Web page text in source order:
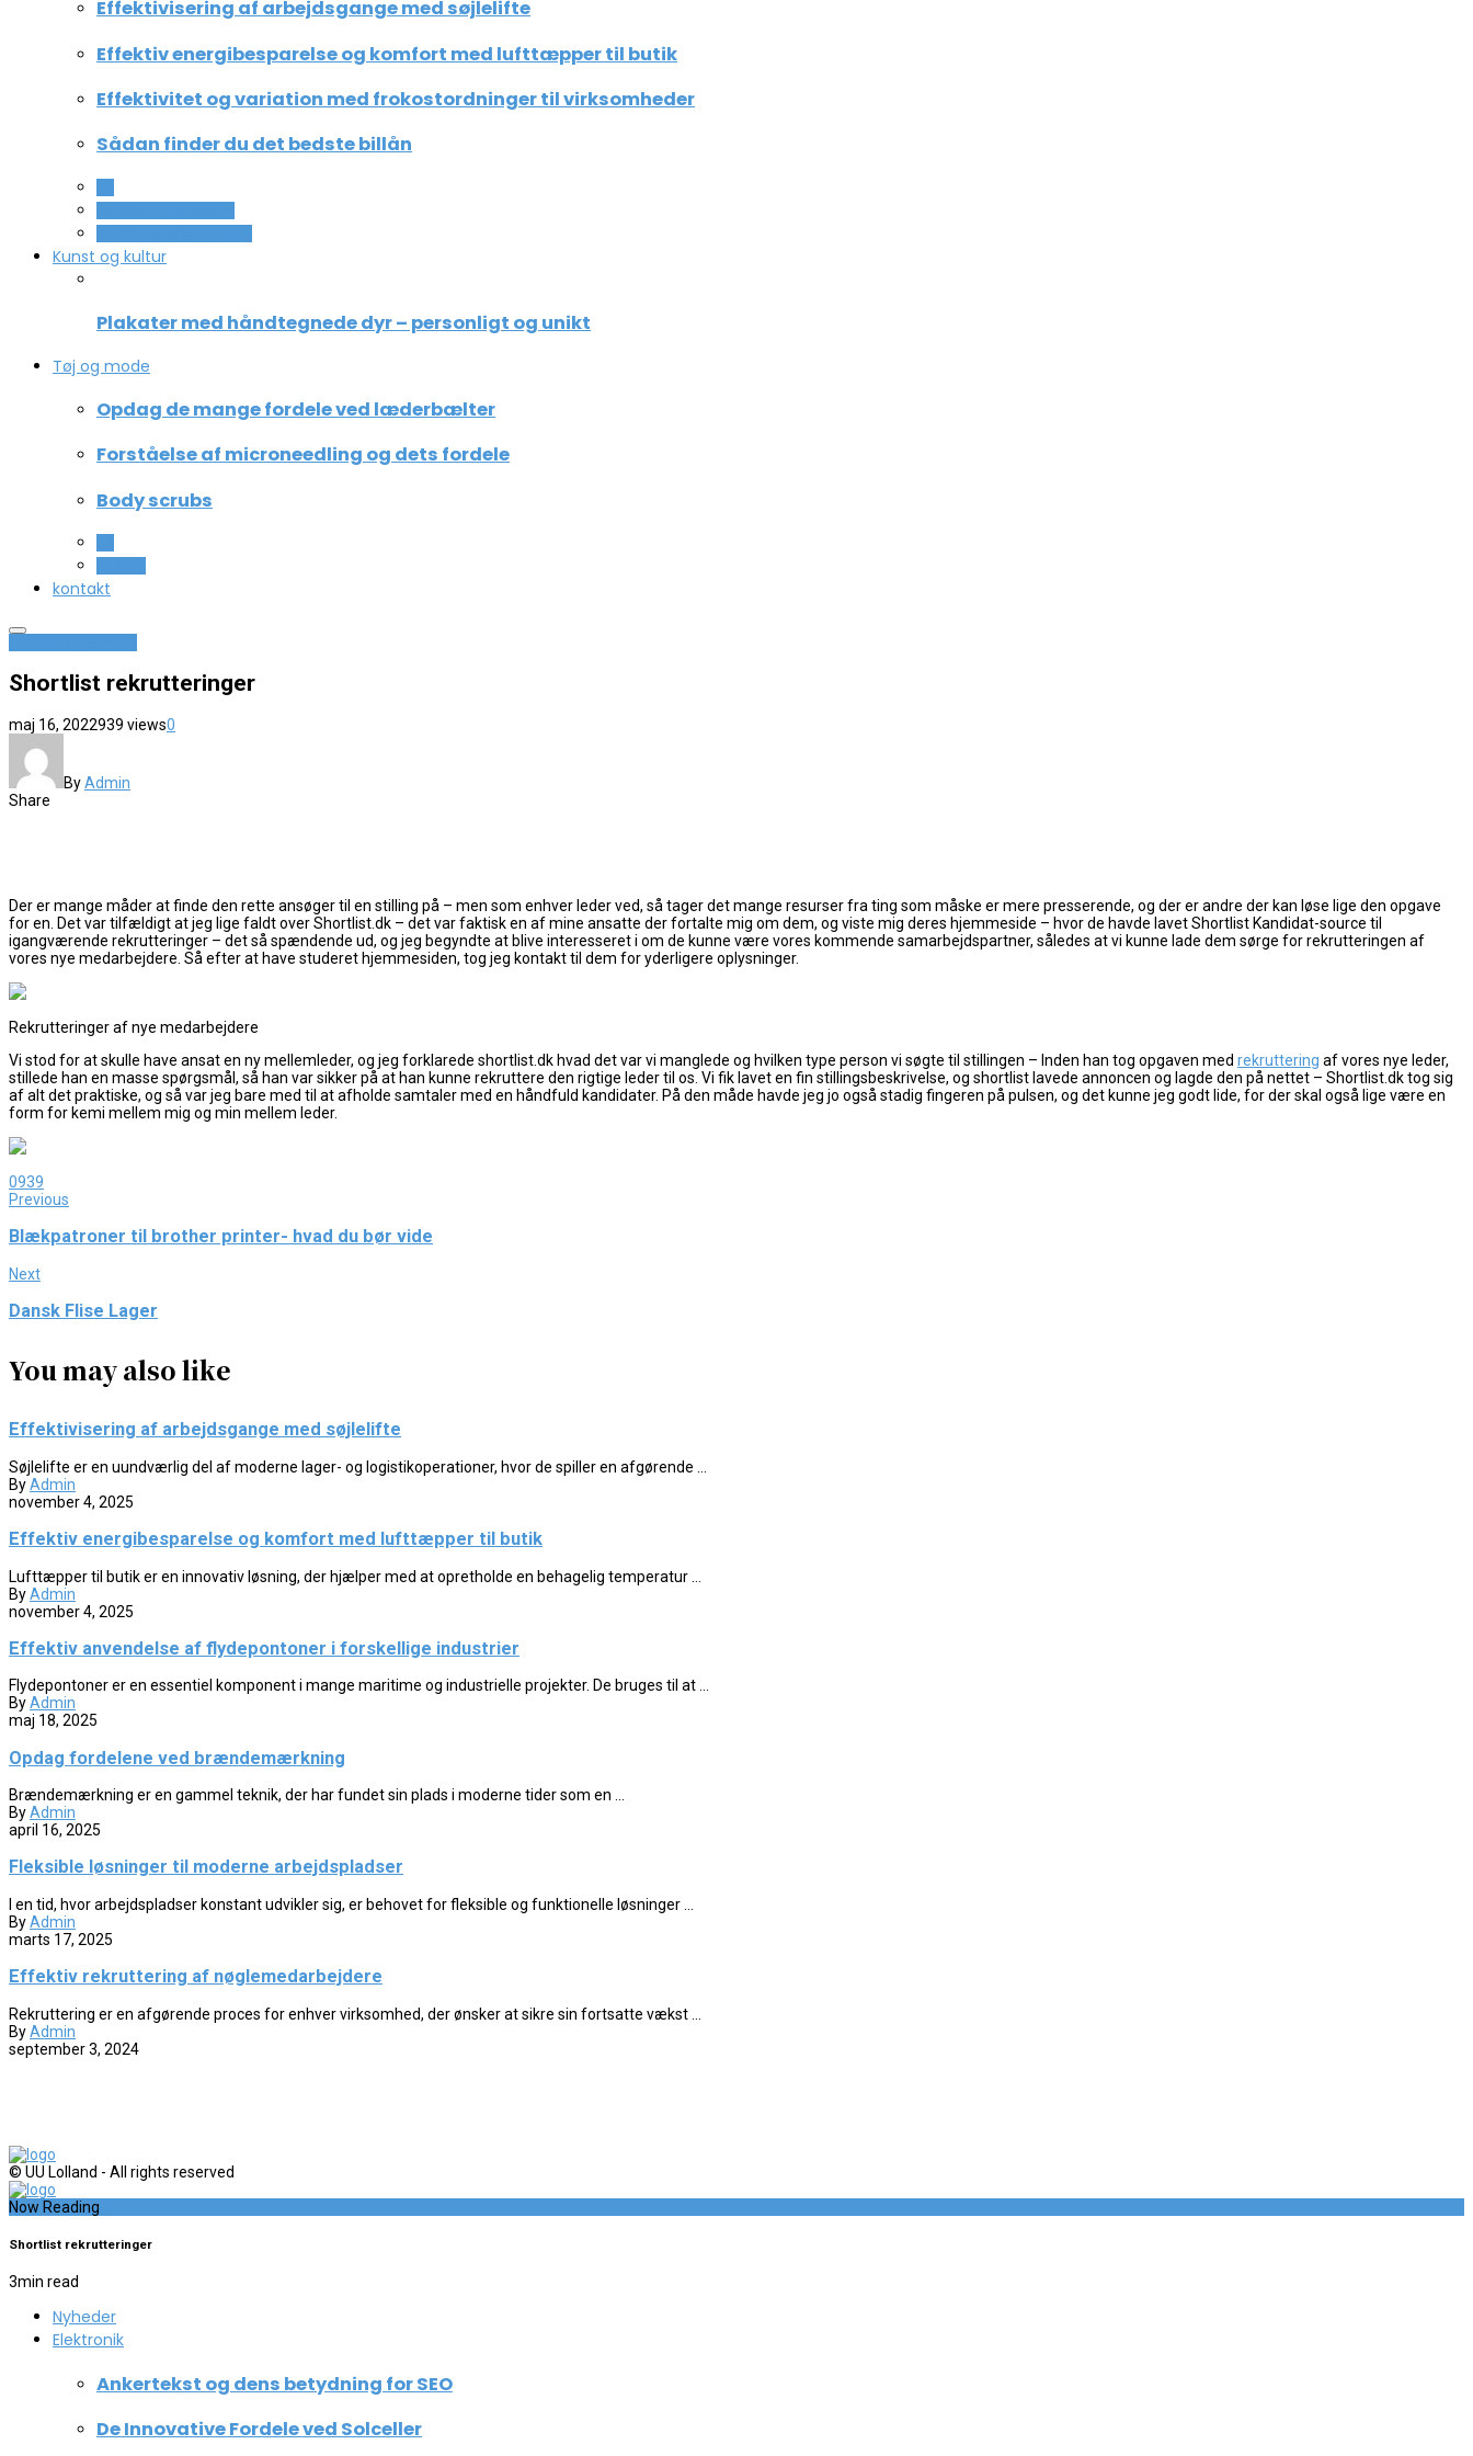
Effektivisering af arbejdsgange med søjlelifte
Effektiv energibesparelse og komfort med lufttæpper til butik
Effektivitet og variation med frokostordninger til virksomheder
Sådan finder du det bedste billån
Kunst og kultur
Plakater med håndtegnede dyr – personligt og unikt
Tøj og mode
Opdag de mange fordele ved læderbælter
Forståelse af microneedling og dets fordele
Body scrubs
kontakt
Shortlist rekrutteringer
maj 16, 2022939 views0
ByAdmin
Share
Der er mange måder at finde den rette ansøger til en stilling på – men som enhver leder ved, så tager det mange resurser fra ting som måske er mere presserende, og der er andre der kan løse lige den opgave
for en. Det var tilfældigt at jeg lige faldt over Shortlist.dk – det var faktisk en af mine ansatte der fortalte mig om dem, og viste mig deres hjemmeside – hvor de havde lavet Shortlist Kandidat-source til
igangværende rekrutteringer – det så spændende ud, og jeg begyndte at blive interesseret i om de kunne være vores kommende samarbejdspartner, således at vi kunne lade dem sørge for rekrutteringen af
vores nye medarbejdere. Så efter at have studeret hjemmesiden, tog jeg kontakt til dem for yderligere oplysninger.
Rekrutteringer af nye medarbejdere
Vi stod for at skulle have ansat en ny mellemleder, og jeg forklarede shortlist.dk hvad det var vi manglede og hvilken type person vi søgte til stillingen – Inden han tog opgaven med rekruttering af vores nye leder,
stillede han en masse spørgsmål, så han var sikker på at han kunne rekruttere den rigtige leder til os. Vi fik lavet en fin stillingsbeskrivelse, og shortlist lavede annoncen og lagde den på nettet – Shortlist.dk tog sig
af alt det praktiske, og så var jeg bare med til at afholde samtaler med en håndfuld kandidater. På den måde havde jeg jo også stadig fingeren på pulsen, og det kunne jeg godt lide, for der skal også lige være en
form for kemi mellem mig og min mellem leder.
0939
Previous
Blækpatroner til brother printer- hvad du bør vide
Next
Dansk Flise Lager
You may also like
Effektivisering af arbejdsgange med søjlelifte
Søjlelifte er en uundværlig del af moderne lager- og logistikoperationer, hvor de spiller en afgørende ...
ByAdmin
november 4, 2025
Effektiv energibesparelse og komfort med lufttæpper til butik
Lufttæpper til butik er en innovativ løsning, der hjælper med at opretholde en behagelig temperatur ...
ByAdmin
november 4, 2025
Effektiv anvendelse af flydepontoner i forskellige industrier
Flydepontoner er en essentiel komponent i mange maritime og industrielle projekter. De bruges til at ...
ByAdmin
maj 18, 2025
Opdag fordelene ved brændemærkning
Brændemærkning er en gammel teknik, der har fundet sin plads i moderne tider som en ...
ByAdmin
april 16, 2025
Fleksible løsninger til moderne arbejdspladser
I en tid, hvor arbejdspladser konstant udvikler sig, er behovet for fleksible og funktionelle løsninger ...
ByAdmin
marts 17, 2025
Effektiv rekruttering af nøglemedarbejdere
Rekruttering er en afgørende proces for enhver virksomhed, der ønsker at sikre sin fortsatte vækst ...
ByAdmin
september 3, 2024
© UU Lolland - All rights reserved
Now Reading
Shortlist rekrutteringer
3min read
Nyheder
Elektronik
Ankertekst og dens betydning for SEO
De Innovative Fordele ved Solceller